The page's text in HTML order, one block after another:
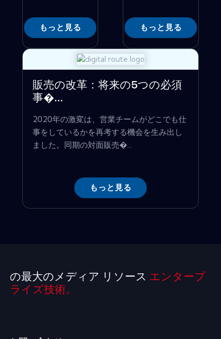
もっと見る もっと見る
販売の改革：将来の5つの必須
事�...
2020年の激変は、営業チームがどこでも仕
事をしているかを再考する機会を生み出し
ました。同期の対面販売�...
もっと見る
の最大のメディア リソース エンタープ
ライズ技術。